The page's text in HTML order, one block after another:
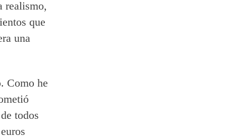
realismo,
que
una
Como he
todos